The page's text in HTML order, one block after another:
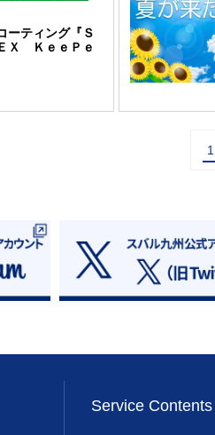
ーティング『Ｓ
Ｘ ＫｅｅＰｅ
1
Service Contents